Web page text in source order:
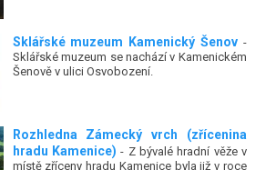
Sklářské muzeum Kamenický Šenov -
Sklářské muzeum se nachází v Kamenickém
Šenově v ulici Osvobození.
Rozhledna Zámecký vrch (zřícenina
hradu Kamenice) - Z bývalé hradní věže v
místě zříceny hradu Kamenice byla již v roce